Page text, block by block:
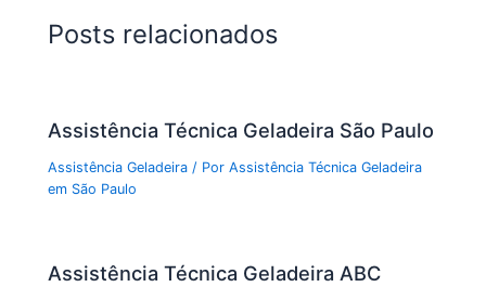
Posts relacionados
Assistência Técnica Geladeira São Paulo
Assistência Geladeira / PorAssistência Técnica Geladeira
em São Paulo
Assistência Técnica Geladeira ABC